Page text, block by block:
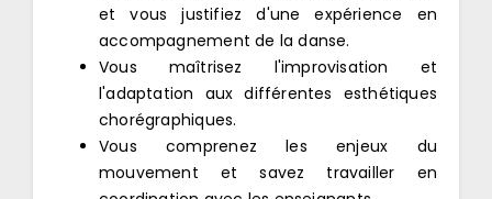
et vous justifiez d'une expérience en
accompagnement de la danse.
Vous maîtrisez l'improvisation et
l'adaptation aux différentes esthétiques
chorégraphiques.
Vous comprenez les enjeux du
mouvement et savez travailler en